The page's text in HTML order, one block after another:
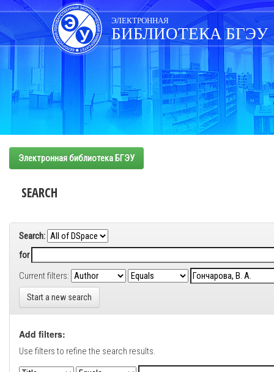
Skip
navigation
ЭЛЕКТРОННАЯ
БИБЛИОТЕКА БГЭУ
Электронная библиотека БГЭУ
SEARCH
Search:
for
Current filters:
Start a new search
Add filters:
Use filters to refine the search results.